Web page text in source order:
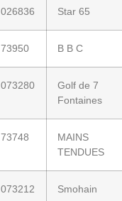
026836 Star 65
73950 B B C
073280
Golf de 7
Fontaines
73748
MAINS
TENDUES
073212 Smohain